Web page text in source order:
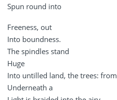
Spun round into
Freeness, out
Into boundness.
The spindles stand
Huge
Into untilled land, the trees: from
Underneath a